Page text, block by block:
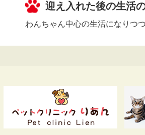
迎え入れた後の生活
わんちゃん中心の生活になりつ